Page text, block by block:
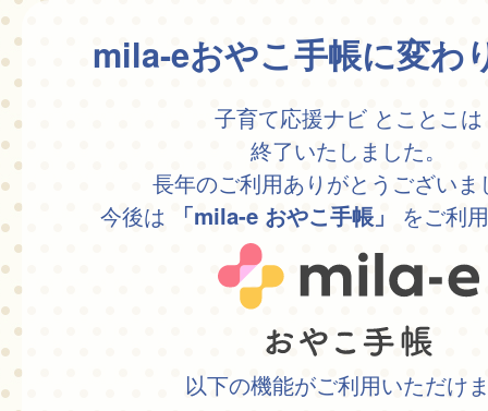
mila-eおやこ手帳に変わ
子育て応援ナビ とことこは
終了いたしました。
長年のご利用ありがとうございま
今後は
「mila-e おやこ手帳」 をご利
以下の機能がご利用いただけ